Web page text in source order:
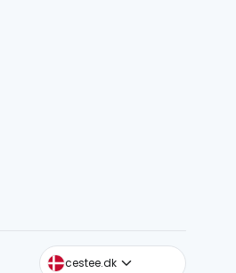
cestee.dk
cestee.com